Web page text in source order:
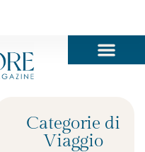
Categorie di
Viaggio